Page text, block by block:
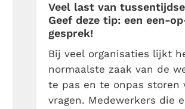
Veel last van
Geef deze tip: een een-
gesprek!
Bij veel organisaties lijkt
normaalste zaak van de
te pas en te onpas storen
vragen. Medewerkers die